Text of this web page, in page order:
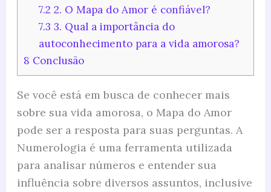
7.2 2. O Mapa do Amor é confiável?
7.3 3. Qual a importância do
autoconhecimento para a vida amorosa?
8 Conclusão
Se você está em busca de conhecer mais
sobre sua vida amorosa, o Mapa do Amor
pode ser a resposta para suas perguntas. A
Numerologia é uma ferramenta utilizada
para analisar números e entender sua
influência sobre diversos assuntos, inclusive